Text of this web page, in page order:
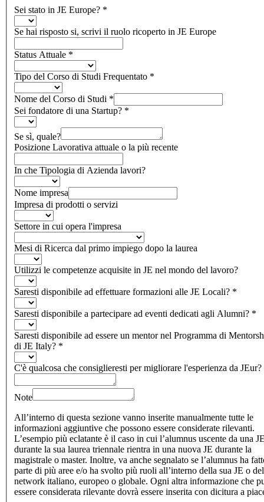
Sei stato in JE Europe? *
Se hai risposto si, scrivi il ruolo ricoperto in JE Europe
Status Attuale *
Tipo del Corso di Studi Frequentato *
Nome del Corso di Studi *
Sei fondatore di una Startup? *
Se sì, quale?
Posizione Lavorativa attuale o la più recente
In che Tipologia di Azienda lavori?
Nome impresa
Impresa di prodotti o servizi
Settore in cui opera l'impresa
Mesi di Ricerca dal primo impiego dopo la laurea
Utilizzi le competenze acquisite in JE nel mondo del lavoro?
Saresti disponibile ad effettuare formazioni alle JE Locali? *
Saresti disponibile a partecipare ad eventi dedicati agli Alumni? *
Saresti disponibile ad essere un mentor nel Programma di
di JE Italy? *
C'è qualcosa che consiglieresti per migliorare l'esperienza da JEur?
Note
All’interno di questa sezione vanno inserite manualmente tutte le
informazioni aggiuntive che possono essere considerate rilevanti.
L’esempio più eclatante è il caso in cui l’alumnus uscente da una
durante la sua laurea triennale rientra in una nuova JE durante la
magistrale o master. Inoltre, va anche segnalato se l’alumnus ha
parte di più aree e/o ha svolto più ruoli all’interno della sua JE o del
network italiano, europeo o globale. Ogni altra informazione che
essere considerata rilevante dovrà essere inserita con dicitura a